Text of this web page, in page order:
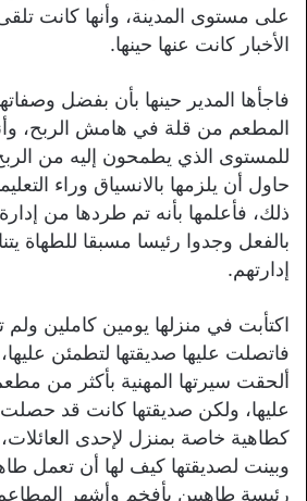
على مستوى المدينة، وأنها كانت
الأخبار كانت عنها حينها.
فاجأها المدير حينها بأن بفضل
المطعم من قلة في هامش الربح،
للمستوى الذي يطمحون إليه من
حاول أن يلزمها بالانسياق وراء
ذلك، فأعلمها بأنه تم طردها من
بالفعل وجدوا رئيسا مسبقا للطهاة
إدارتهم.
اكتأبت في منزلها يومين كاملين ولم
فاتصلت عليها صديقتها لتطمئن عليها،
ألحقت سيرتها المهنية بأكثر من
عليها، ولكن صديقتها كانت قد
كطاهية خاصة بمنزل لإحدى
وبينت لصديقتها كيف لها أن تعمل
رئيسة طاهيين بأفخم وأشهر